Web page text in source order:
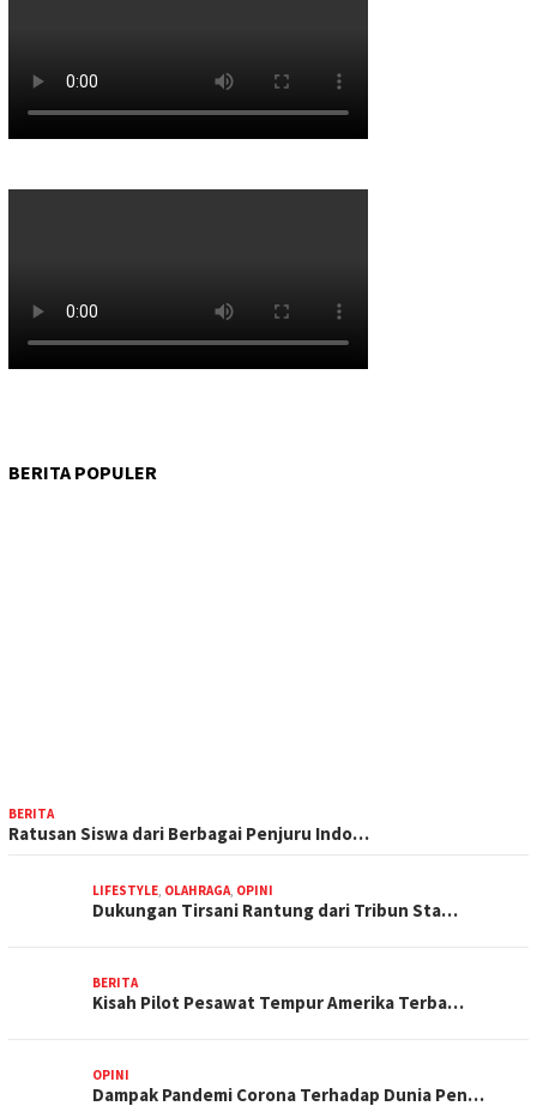
BERITA POPULER
BERITA
Ratusan Siswa dari Berbagai Penjuru Indo…
LIFESTYLE, OLAHRAGA, OPINI
Dukungan Tirsani Rantung dari Tribun Sta…
BERITA
Kisah Pilot Pesawat Tempur Amerika Terba…
OPINI
Dampak Pandemi Corona Terhadap Dunia Pen…